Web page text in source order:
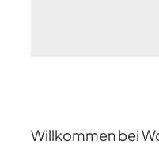
Willkommen bei